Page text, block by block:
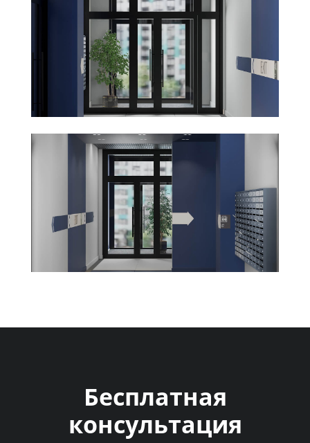
Бесплатная
консультация